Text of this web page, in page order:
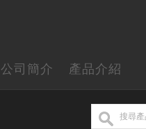
公司簡介 產品介紹